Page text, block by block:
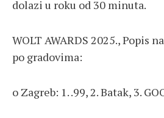
dolazi u roku od 30 minuta.
WOLT AWARDS 2025., Popis
po gradovima:
o Zagreb: 1. .99, 2. Batak, 3.